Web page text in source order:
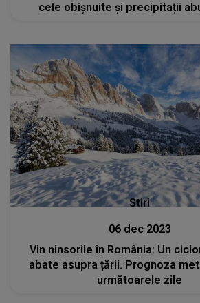
cele obişnuite și precipitații
Stiri
06 dec 2023
Vin ninsorile în România: Un
abate asupra țării. Prognoza
următoarele zile